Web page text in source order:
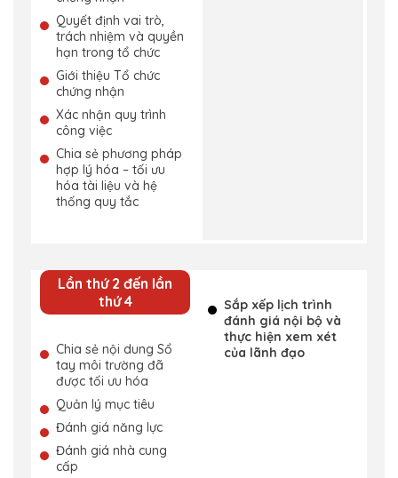
Quyết định vai trò,
trách nhiệm và quyền
hạn trong tổ chức
Giới thiệu Tổ chức
chứng nhận
Xác nhận quy trình
công việc
Chia sẻ phương pháp
hợp lý hóa – tối ưu
hóa tài liệu và hệ
thống quy tắc
Lần thứ 2 đến lần
thứ 4
Chia sẻ nội dung Sổ
tay môi trường đã
được tối ưu hóa
Quản lý mục tiêu
Đánh giá năng lực
Đánh giá nhà cung
cấp
Sắp xếp lịch trình
đánh giá nội bộ và
thực hiện xem xét
của lãnh đạo